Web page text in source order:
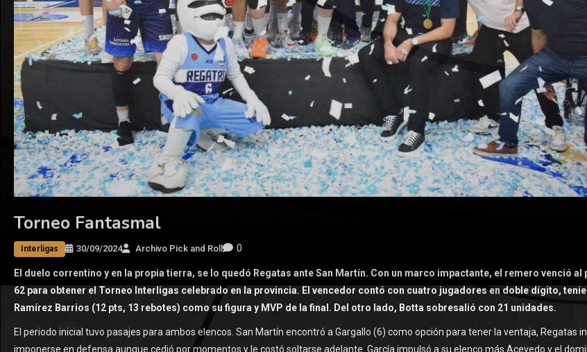
Torneo Fantasmal
Interligas 30/09/2024 Archivo Pick and Roll 0
El duelo correntino y en la propia tierra, se lo quedó Regatas ante San Martín. Con un marco impactante, el remero venció al
62 para obtener el Torneo Interligas celebrado en la provincia. El vencedor contó con cuatro jugadores en doble dígito,
Ramírez Barrios (12 pts, 13 rebotes) como su figura y MVP de la final. Del otro lado, Botta sobresalió con 21 unidades.
El periodo inicial tuvo pasajes para ambos elencos. San Martín encontró a Gargallo (6) como opción para tener la ventaja, Regatas
imponerse en defensa aunque cedió por momentos y le costó soltarse adelante. García impulsó a su elenco más Acevedo y el